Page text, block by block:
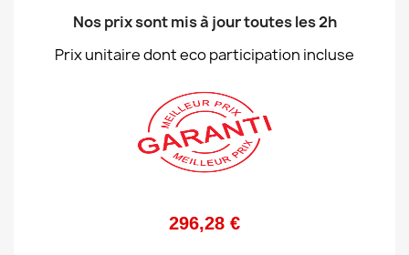
Nos prix sont mis à jour toutes les 2h
Prix unitaire dont eco participation incluse
296,28 €